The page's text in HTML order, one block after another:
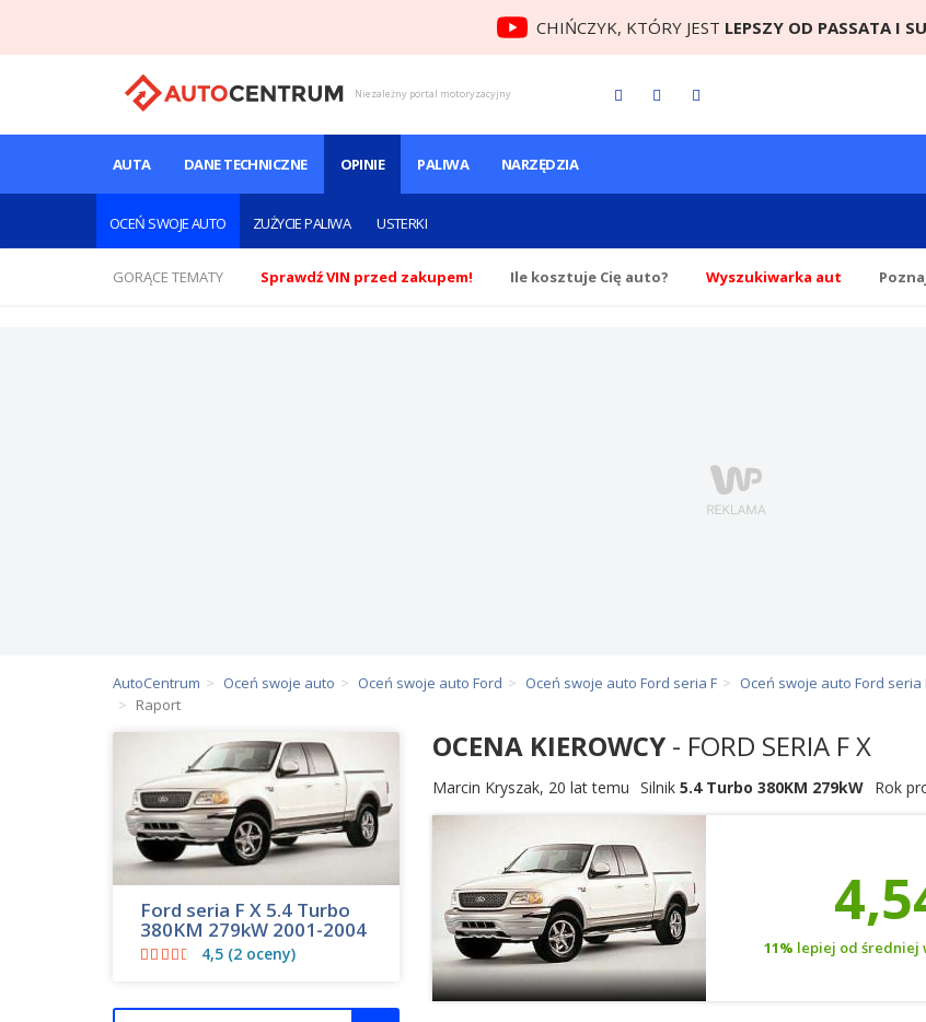
CHIŃCZYK, KTÓRY JEST LEPSZY OD PASSATA I
Niezależny portal motoryzacyjny
AUTA DANE TECHNICZNE OPINIE
OCEŃ SWOJE AUTO ZUŻYCIE PALIWA USTERKI
PALIWA NARZĘDZIA
GORĄCE TEMATY Sprawdź VIN przed zakupem! Ile kosztuje Cię auto? Wyszukiwarka aut
AutoCentrum Oceń swoje auto Oceń swoje auto Ford Oceń swoje auto Ford seria F Oceń swoje auto Ford seria
Raport
OCENA KIEROWCY - FORD SERIA F X
Marcin Kryszak, 20 lat temu Silnik 5.4 Turbo 380KM 279kW Rok
11% lepiej od średniej
Ford seria F X 5.4 Turbo
380KM 279kW 2001-2004
4,5 (2 oceny)